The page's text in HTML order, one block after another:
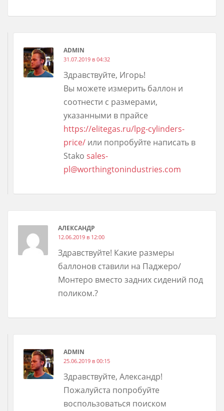
ADMIN
31.07.2019 в 04:32
Здравствуйте, Игорь!
Вы можете измерить баллон и
соотнести с размерами,
указанными в прайсе
https://elitegas.ru/lpg-cylinders-
price/ или попробуйте написать в
Stako sales-
pl@worthingtonindustries.com
АЛЕКСАНДР
12.06.2019 в 12:00
Здравствуйте! Какие размеры
баллонов ставили на Паджеро/
Монтеро вместо задних сидений под
поликом.?
ADMIN
25.06.2019 в 00:15
Здравствуйте, Александр!
Пожалуйста попробуйте
воспользоваться поиском